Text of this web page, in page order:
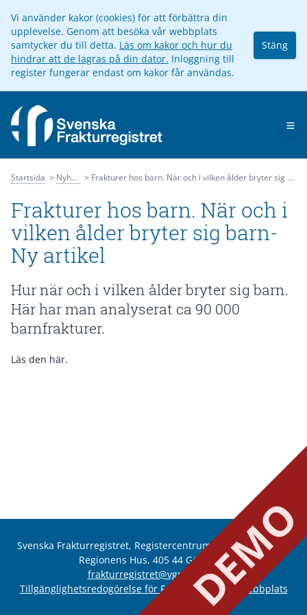
Vi använder kakor (cookies) för att förbättra din
upplevelse. Genom att besöka vår webbplats
samtycker du till detta. Läs om kakor och hur du
hindrar att de lagras på din dator. Inloggning till
register fungerar endast om kakor får användas.
Stäng
Startsida Nyheter Frakturer hos barn. När och i vilken ålder bryter sig barn- Ny artikel
Frakturer hos barn. När och i
vilken ålder bryter sig barn-
Ny artikel
Hur när och i vilken ålder bryter sig barn.
Här har man analyserat ca 90 000
barnfrakturer.
Läs den här.
Svenska Frakturregistret, Registercentrum Västra Götaland,
Regionens Hus, 405 44 Göteborg
frakturregistret@vgregion.se
Tillgänglighetsredogörelse för Frakturregistrets webbplats